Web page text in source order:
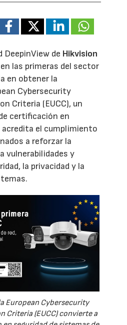
DeepinView de Hikvision
las primeras del sector
en obtener la
Cybersecurity
Criteria (EUCC), un
certificación en
acredita el cumplimiento
a reforzar la
vulnerabilidades y
la privacidad y la
European Cybersecurity
Criteria (EUCC) convierte a